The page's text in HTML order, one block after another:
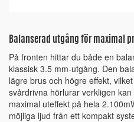
Balanserad utgång för maximal
På fronten hittar du både en
klassisk 3.5 mm-utgång. Den
lägre brus och högre effekt,
svårdrivna hörlurar verkligen
maximal uteffekt på hela
möjliga ljud från ett kompakt